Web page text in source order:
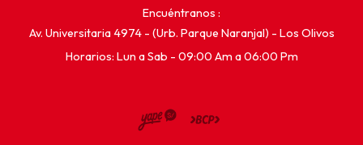
Encuéntranos
Av. Universitaria 4974 - (Urb. Parque Naranjal) - Los Olivos
Horarios: Lun a Sab - 09:00 Am a 06:00 Pm